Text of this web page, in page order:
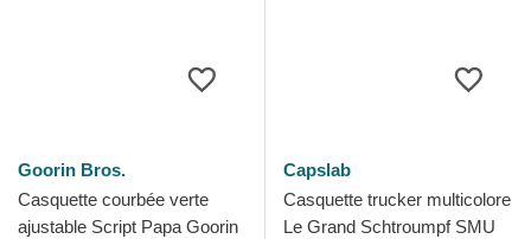
Goorin Bros.
Casquette courbée verte
ajustable Script Papa Goorin
Capslab
Casquette trucker multicolore
Le Grand Schtroumpf SMU